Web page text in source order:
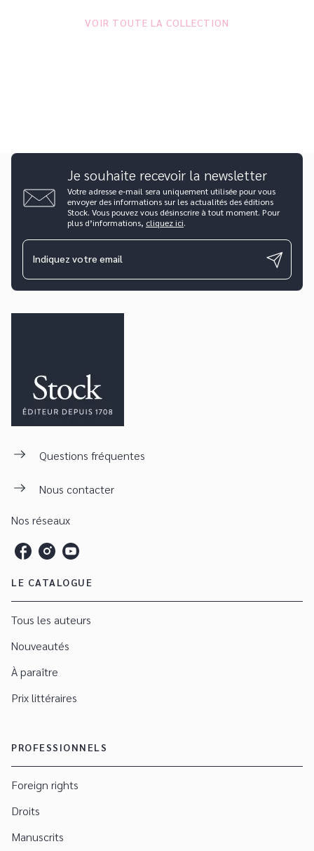
VOIR TOUTE LA COLLECTION
Je souhaite recevoir la newsletter
Votre adresse e-mail sera uniquement utilisée pour vous
envoyer des informations sur les actualités des éditions
Stock. Vous pouvez vous désinscrire à tout moment. Pour
plus d’informations, cliquez ici.
Indiquez votre email
Questions fréquentes
Nous contacter
Nos réseaux
LE CATALOGUE
Tous les auteurs
Nouveautés
À paraître
Prix littéraires
PROFESSIONNELS
Foreign rights
Droits
Manuscrits